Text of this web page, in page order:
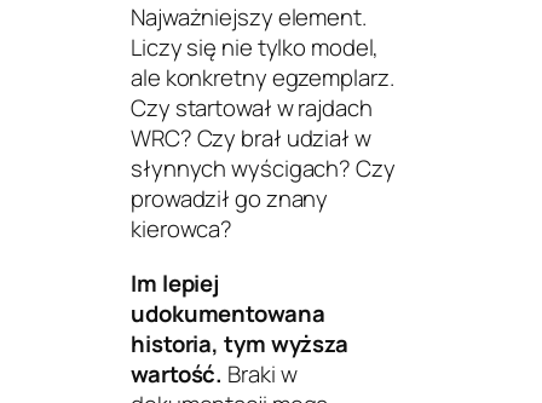
Najważniejszy element.
Liczy się nie tylko model,
ale konkretny egzemplarz.
Czy startował w rajdach
WRC? Czy brał udział w
słynnych wyścigach? Czy
prowadził go znany
kierowca?
Im lepiej
udokumentowana
historia, tym wyższa
wartość. Braki w